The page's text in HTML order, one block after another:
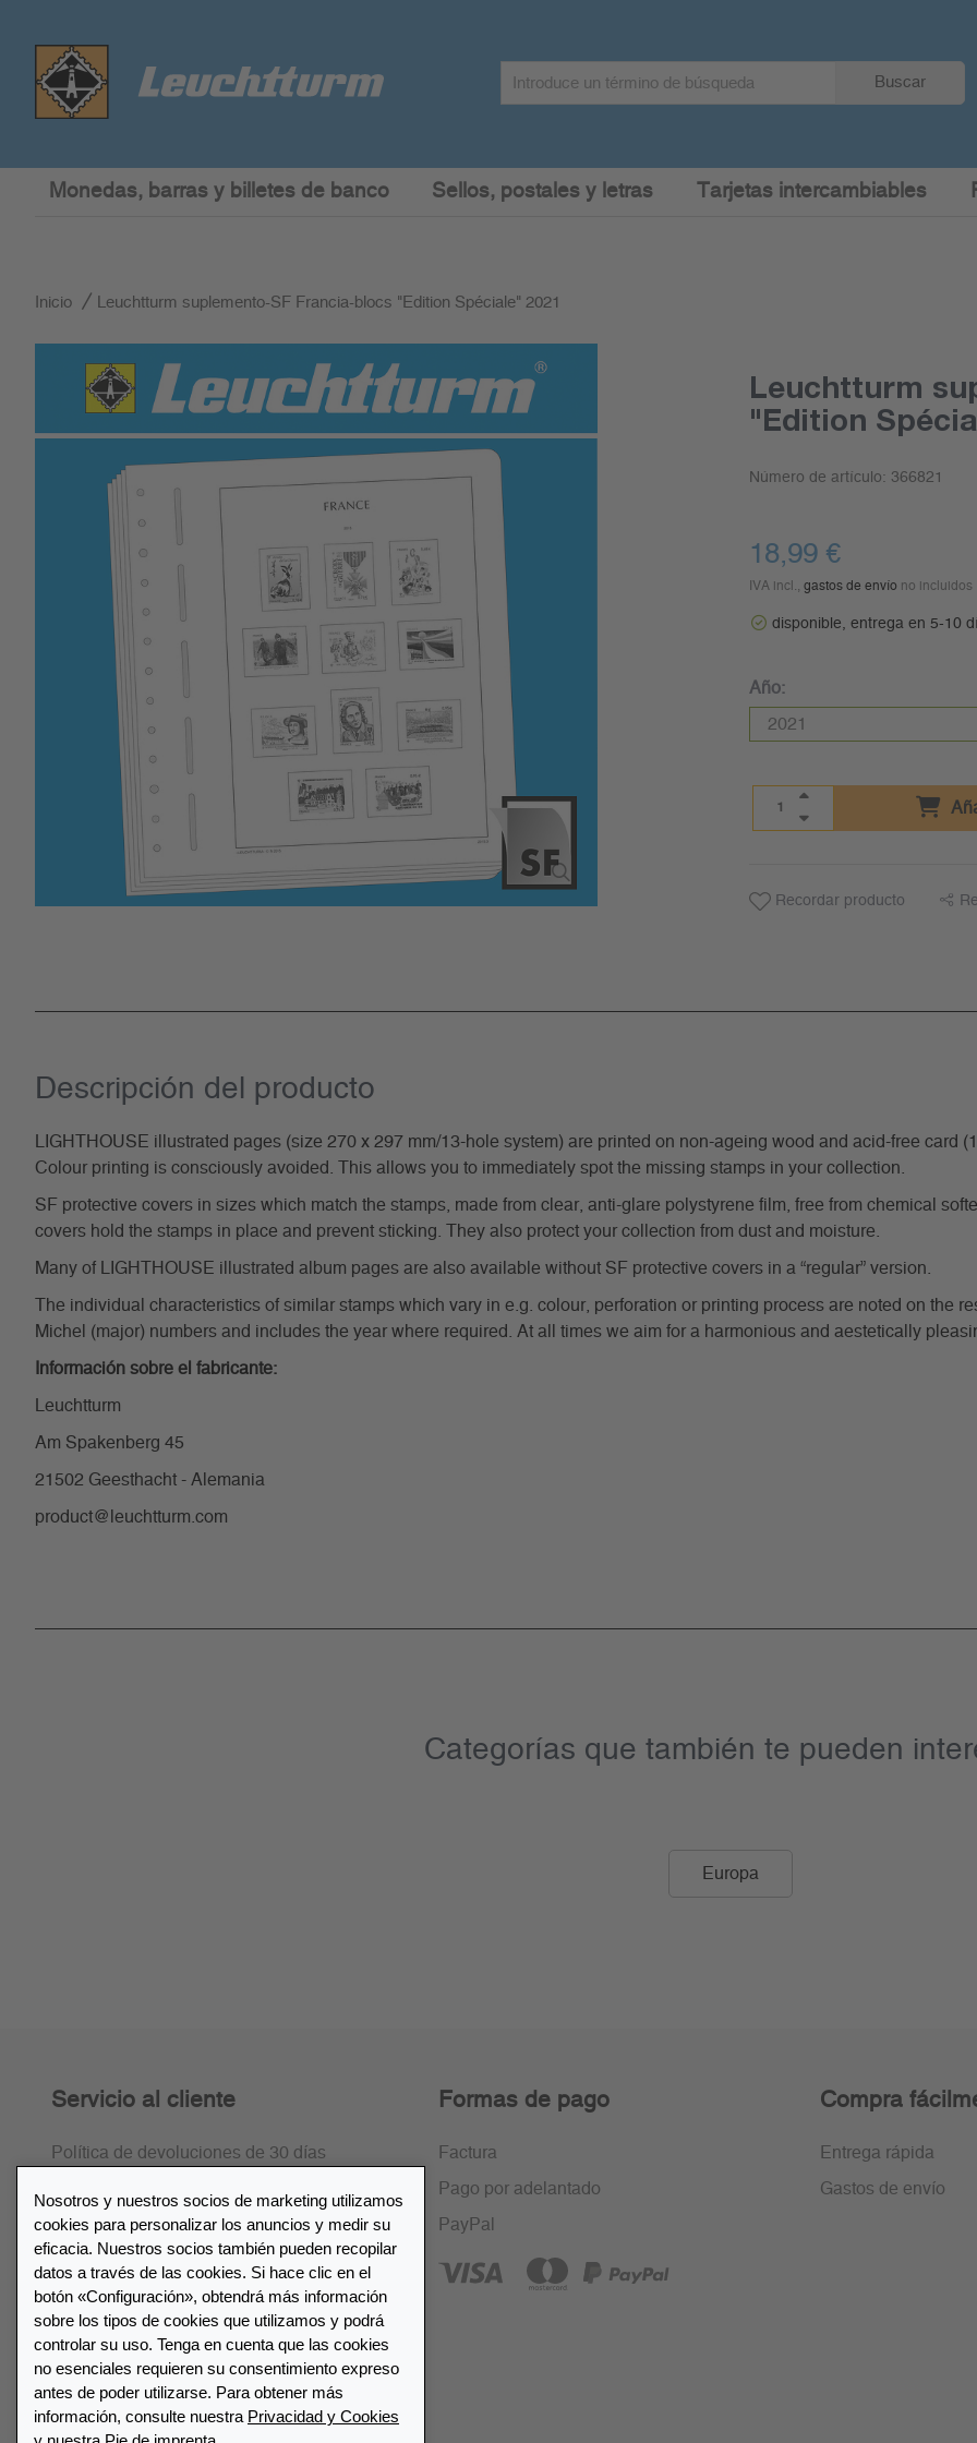
Buscar
Monedas, barras y billetes de banco Sellos, postales y letras Tarjetas intercambiables
Inicio Leuchtturm suplemento-SF Francia-blocs "Edition Spéciale" 2021
Leuchtturm
"Edition
Número de artículo: 366821
18,99 €
IVA incl., gastos de envío no incluidos
disponible, entrega en 5-10
Año:
Recordar producto
Descripción del producto
LIGHTHOUSE illustrated pages (size 270 x 297 mm/13-hole system) are printed on non-ageing wood and acid-free card
Colour printing is consciously avoided. This allows you to immediately spot the missing stamps in your collection.
SF protective covers in sizes which match the stamps, made from clear, anti-glare polystyrene film, free from chemical
covers hold the stamps in place and prevent sticking. They also protect your collection from dust and moisture.
Many of LIGHTHOUSE illustrated album pages are also available without SF protective covers in a “regular” version.
The individual characteristics of similar stamps which vary in e.g. colour, perforation or printing process are noted on the
Michel (major) numbers and includes the year where required. At all times we aim for a harmonious and aestetically
Información sobre el fabricante:
Leuchtturm
Am Spakenberg 45
21502 Geesthacht - Alemania
product@leuchtturm.com
Categorías que también te pueden
Europa
Servicio al cliente
Política de devoluciones de 30 días
Preguntas frecuentes
Formas de pago
Factura
Pago por adelantado
PayPal
Compra
Entrega rápida
Gastos de envío
Lista de distribuidores
Encuentre su distribuidor más
Nosotros y nuestros socios de marketing utilizamos
cookies para personalizar los anuncios y medir su
eficacia. Nuestros socios también pueden recopilar
datos a través de las cookies. Si hace clic en el
botón «Configuración», obtendrá más información
sobre los tipos de cookies que utilizamos y podrá
controlar su uso. Tenga en cuenta que las cookies
no esenciales requieren su consentimiento expreso
antes de poder utilizarse. Para obtener más
información, consulte nuestra Privacidad y Cookies